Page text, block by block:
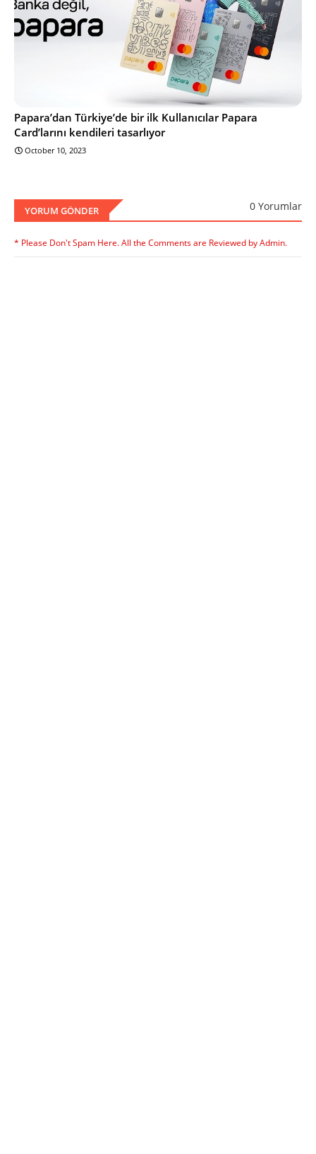
Papara’dan Türkiye’de bir ilk Kullanıcılar Papara
Card’larını kendileri tasarlıyor
October 10, 2023
YORUM GÖNDER 0 Yorumlar
* Please Don't Spam Here. All the Comments are Reviewed by Admin.